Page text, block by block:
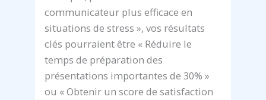
communicateur plus efficace en
situations de stress », vos résultats
clés pourraient être « Réduire le
temps de préparation des
présentations importantes de 30% »
ou « Obtenir un score de satisfaction